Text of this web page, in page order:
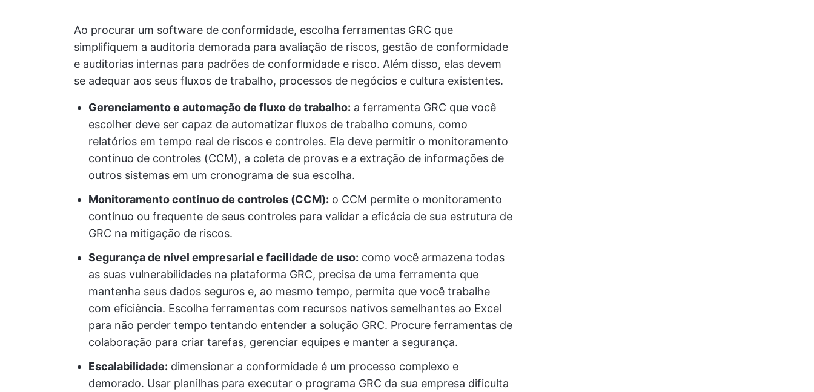
Ao procurar um software de conformidade, escolha ferramentas GRC que
simplifiquem a auditoria demorada para avaliação de riscos, gestão de conformidade
e auditorias internas para padrões de conformidade e risco. Além disso, elas devem
se adequar aos seus fluxos de trabalho, processos de negócios e cultura existentes.
Gerenciamento e automação de fluxo de trabalho: a ferramenta GRC que você
escolher deve ser capaz de automatizar fluxos de trabalho comuns, como
relatórios em tempo real de riscos e controles. Ela deve permitir o monitoramento
contínuo de controles (CCM), a coleta de provas e a extração de informações de
outros sistemas em um cronograma de sua escolha.
Monitoramento contínuo de controles (CCM): o CCM permite o monitoramento
contínuo ou frequente de seus controles para validar a eficácia de sua estrutura de
GRC na mitigação de riscos.
Segurança de nível empresarial e facilidade de uso: como você armazena todas
as suas vulnerabilidades na plataforma GRC, precisa de uma ferramenta que
mantenha seus dados seguros e, ao mesmo tempo, permita que você trabalhe
com eficiência. Escolha ferramentas com recursos nativos semelhantes ao Excel
para não perder tempo tentando entender a solução GRC. Procure ferramentas de
colaboração para criar tarefas, gerenciar equipes e manter a segurança.
Escalabilidade: dimensionar a conformidade é um processo complexo e
demorado. Usar planilhas para executar o programa GRC da sua empresa dificulta